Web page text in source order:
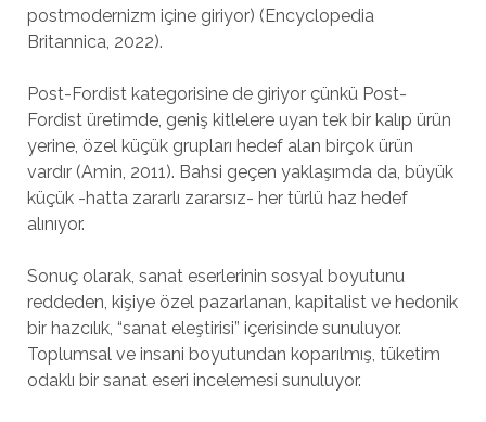
postmodernizm içine giriyor) (Encyclopedia
Britannica, 2022).
Post-Fordist kategorisine de giriyor çünkü Post-
Fordist üretimde, geniş kitlelere uyan tek bir kalıp ürün
yerine, özel küçük grupları hedef alan birçok ürün
vardır (Amin, 2011). Bahsi geçen yaklaşımda da, büyük
küçük -hatta zararlı zararsız- her türlü haz hedef
alınıyor.
Sonuç olarak, sanat eserlerinin sosyal boyutunu
reddeden, kişiye özel pazarlanan, kapitalist ve hedonik
bir hazcılık, “sanat eleştirisi” içerisinde sunuluyor.
Toplumsal ve insani boyutundan koparılmış, tüketim
odaklı bir sanat eseri incelemesi sunuluyor.